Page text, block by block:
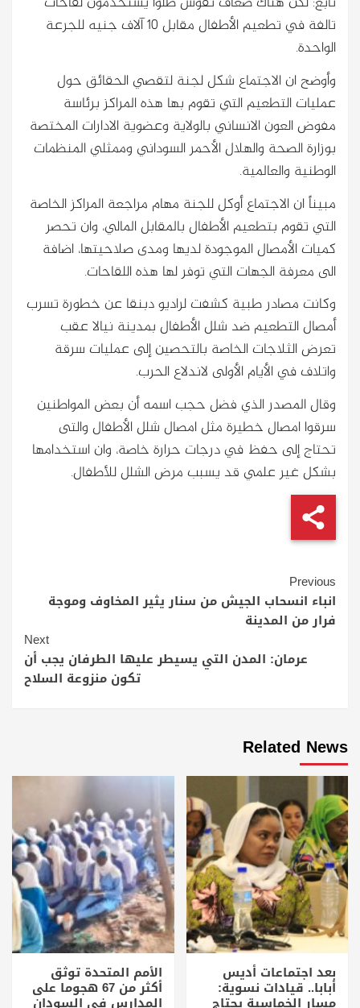
تالفة في تطعيم الأطفال مقابل 10 آلاف جنيه للجرعة
الواحدة.
وأوضح ان الاجتماع شكل لجنة لتقصي الحقائق حول
عمليات التطعيم التي تقوم بها هذه المراكز برئاسة
مفوض العون الانساني بالولاية وعضوية الادارات المختصة
بوزارة الصحة والهلال الأحمر السوداني وممثلي المنظمات
الوطنية والعالمية.
مبيناً ان الاجتماع أوكل للجنة مهام مراجعة المراكز الخاصة
التي تقوم بتطعيم الأطفال بالمقابل المالي، وان تحصر
كميات الأمصال الموجودة لديها ومدى صلاحيتها، اضافة
الى معرفة الجهات التي توفر لها هذه اللقاحات.
وكانت مصادر طبية كشفت لراديو دبنقا عن خطورة تسرب
أمصال التطعيم ضد شلل الأطفال بمدينة نيالا عقب
تعرض الثلاجات الخاصة بالتحصين إلى عمليات سرقة
واتلاف في الأيام الأولى لاندلاع الحرب.
وقال المصدر الذي فضل حجب اسمه أن بعض المواطنين
سرقوا امصال خطيرة مثل امصال شلل الأطفال والتى
تحتاج إلى حفظ في درجات حرارة خاصة، وان استخدامها
بشكل غير علمي قد يسبب مرض الشلل للأطفال.
Continue
Reading
Previous
انباء انسحاب الجيش من سنار يثير المخاوف وموجة
فرار من المدينة
Next
عرمان: المدن التي يسيطر عليها الطرفان يجب أن
تكون منزوعة السلاح
Related News
بعد اجتماعات أديس
أبابا.. قيادات نسوية:
مسار الخماسية يحتاج
الأمم المتحدة توثق
أكثر من 67 هجوما على
المدارس في السودان